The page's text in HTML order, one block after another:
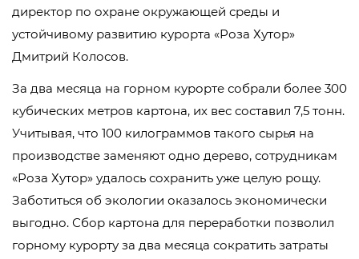
директор по охране окружающей среды и
устойчивому развитию курорта «Роза Хутор»
Дмитрий Колосов.
За два месяца на горном курорте собрали более 300
кубических метров картона, их вес составил 7,5 тонн.
Учитывая, что 100 килограммов такого сырья на
производстве заменяют одно дерево, сотрудникам
«Роза Хутор» удалось сохранить уже целую рощу.
Заботиться об экологии оказалось экономически
выгодно. Сбор картона для переработки позволил
горному курорту за два месяца сократить затраты